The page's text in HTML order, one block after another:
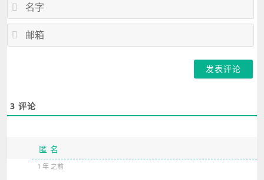
3 评论
匿 名
1 年 之前